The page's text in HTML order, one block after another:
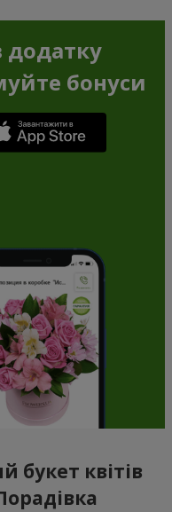
додатку
бонуси
букет квітів